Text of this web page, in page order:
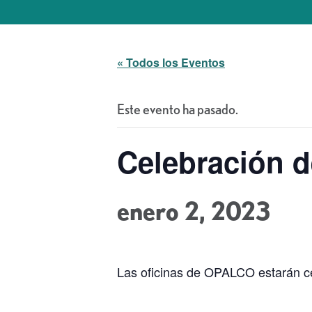
« Todos los Eventos
Este evento ha pasado.
Celebración
enero 2, 2023
Las oficinas de OPALCO estarán